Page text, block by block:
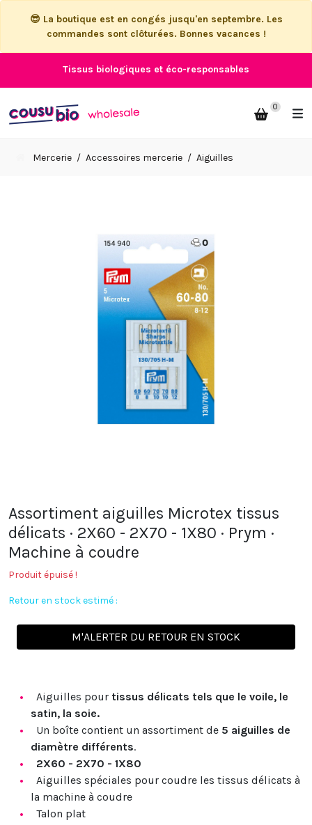
😎 La boutique est en congés jusqu'en septembre. Les
commandes sont clôturées. Bonnes vacances !
Tissus biologiques et éco-responsables
0
Mercerie Accessoires mercerie Aiguilles
Assortiment aiguilles Microtex tissus
délicats · 2X60 - 2X70 - 1X80 · Prym ·
Machine à coudre
Produit épuisé !
Retour en stock estimé :
M'ALERTER DU RETOUR EN STOCK
Aiguilles pour tissus délicats tels que le voile, le
satin, la soie.
Un boîte contient un assortiment de 5 aiguilles de
diamètre différents.
2X60 - 2X70 - 1X80
Aiguilles spéciales pour coudre les tissus délicats à
la machine à coudre
Talon plat